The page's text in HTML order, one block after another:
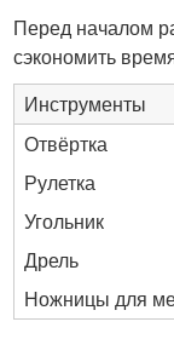
Перед началом
сэкономить
Инструменты
Отвёртка
Рулетка
Угольник
Дрель
Ножницы для